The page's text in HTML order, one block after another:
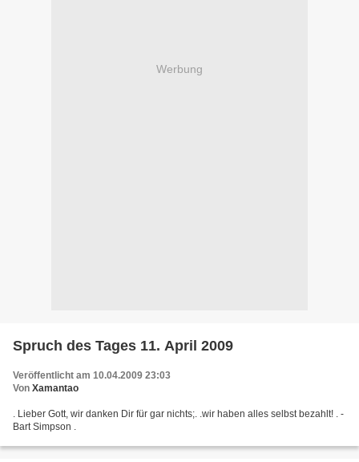
Werbung
Spruch des Tages 11. April 2009
Veröffentlicht am 10.04.2009 23:03
Von Xamantao
. Lieber Gott, wir danken Dir für gar nichts;. .wir haben alles selbst bezahlt! . -
Bart Simpson .